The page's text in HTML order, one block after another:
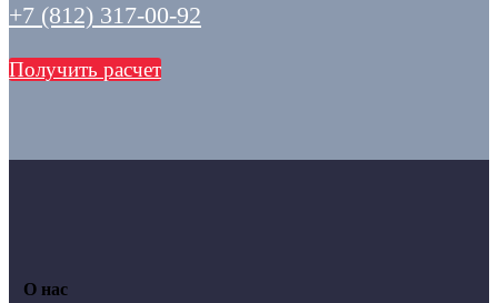
+7 (812) 317-00-92
Получить расчет
О нас